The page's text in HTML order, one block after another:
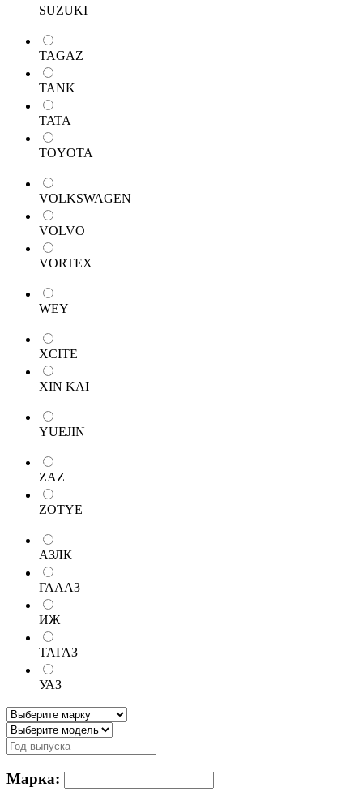
SUZUKI
TAGAZ
TANK
TATA
TOYOTA
VOLKSWAGEN
VOLVO
VORTEX
WEY
XCITE
XIN KAI
YUEJIN
ZAZ
ZOTYE
АЗЛК
ГАААЗ
ИЖ
ТАГАЗ
УАЗ
Марка: